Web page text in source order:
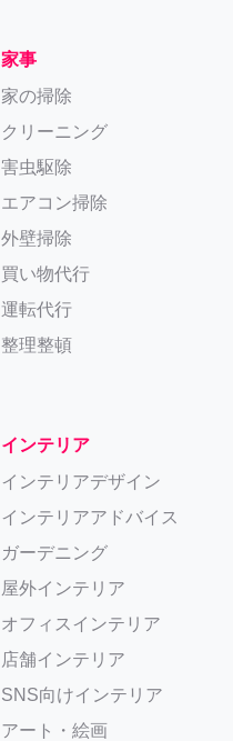
家事
家の掃除
クリーニング
害虫駆除
エアコン掃除
外壁掃除
買い物代行
運転代行
整理整頓
インテリア
インテリアデザイン
インテリアアドバイス
ガーデニング
屋外インテリア
オフィスインテリア
店舗インテリア
SNS向けインテリア
アート・絵画